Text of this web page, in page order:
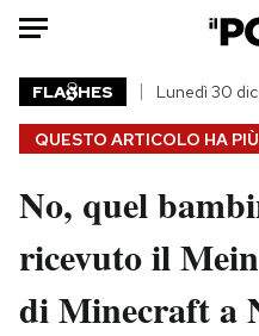
HOME
Italia
Politica
Tecnologia
QUESTO ARTICOLO HA
FLA HES Lunedì 30
No, quel
ricevuto il
di Minecraft a